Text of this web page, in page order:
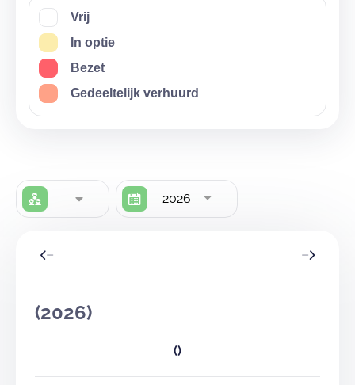
Vrij
In optie
Bezet
Gedeeltelijk verhuurd
2026
(2026)
()